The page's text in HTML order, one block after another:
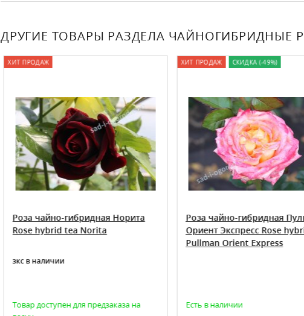
ДРУГИЕ ТОВАРЫ РАЗДЕЛА ЧАЙНОГИБРИДНЫЕ
ХИТ ПРОДАЖ
Роза чайно-гибридная Норита
Rose hybrid tea Norita
зкс в наличии
Товар доступен для предзаказа на
ХИТ ПРОДАЖ СКИДКА (-49%)
Роза чайно-гибридная
Ориент Экспресс Rose
Pullman Orient Express
Есть в наличии